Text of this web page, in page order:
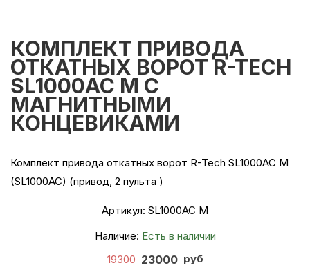
КОМПЛЕКТ ПРИВОДА
ОТКАТНЫХ ВОРОТ R-TECH
SL1000AC M С
МАГНИТНЫМИ
КОНЦЕВИКАМИ
Комплект привода откатных ворот R-Tech SL1000AC M
(SL1000AC) (привод, 2 пульта )
Артикул: SL1000AC M
Наличие: Есть в наличии
1930023000 руб